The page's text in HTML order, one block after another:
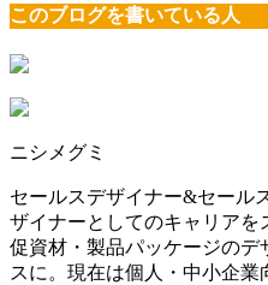
このブログを書いている人
ニシメグミ
セールスデザイナー&セール
ザイナーとしてのキャリアを
促資材・製品パッケージのデ
スに。現在は個人・中小企